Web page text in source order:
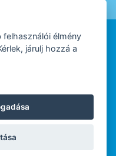
felhasználói élmény
járulj hozzá a